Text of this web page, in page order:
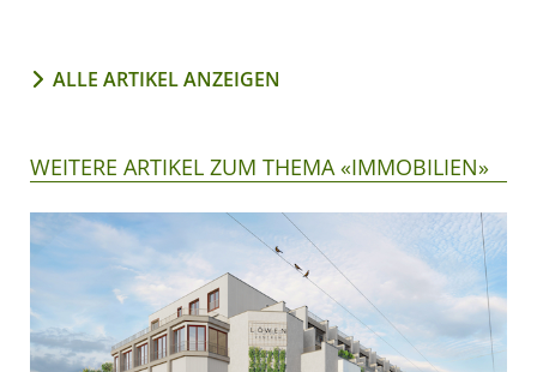
ALLE ARTIKEL ANZEIGEN
WEITERE ARTIKEL ZUM THEMA «IMMOBILIEN»